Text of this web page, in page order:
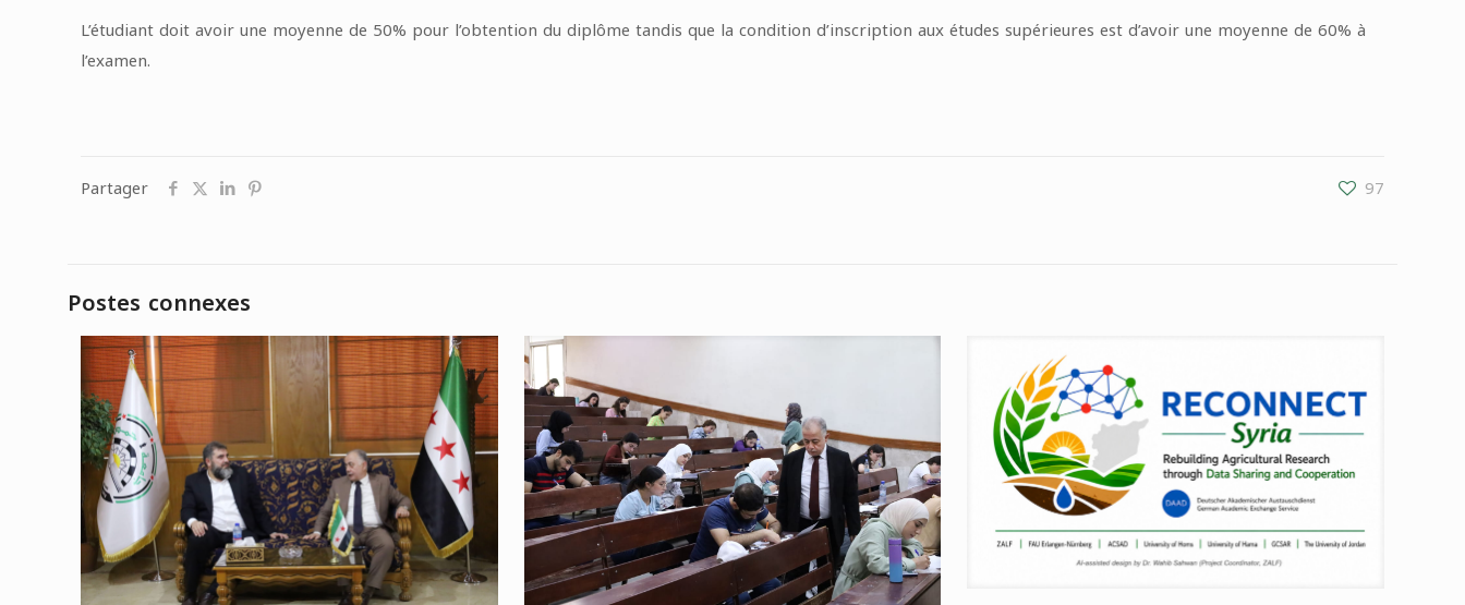
L’étudiant doit avoir une moyenne de 50% pour l’obtention du diplôme tandis que la condition d’inscription aux études supérieures est d’avoir une moyenne de 60% à
l’examen.
Partager 97
Postes connexes